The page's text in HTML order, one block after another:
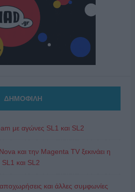
ΔΗΜΟΦΙΛΗ
με αγώνες SL1 και SL2
και την Magenta TV ξεκινάει η
και SL2
και άλλες συμφωνίες